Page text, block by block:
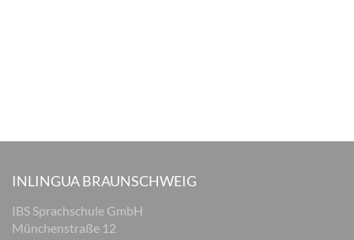
INLINGUA BRAUNSCHWEIG
IBS Sprachschule GmbH
Münchenstraße 12